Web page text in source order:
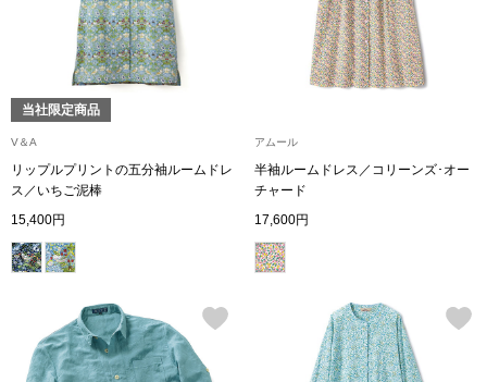
ール／酒
ジャケット
ブルゾン
トップス
Tシャツ／カッ
当社限定商品
V＆A
リップルプリントの五分袖ルームドレ
ス／いちご泥棒
15,400円
アムール
半袖ルームドレス／コリーンズ･オー
チャード
17,600円